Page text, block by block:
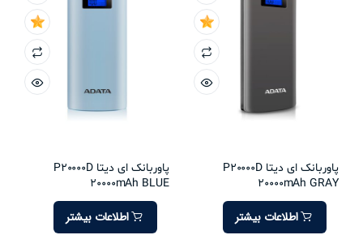
پاوربانک ای دیتا P20000D
20000mAh GRAY
اطلاعات بیشتر
پاوربانک ای دیتا P20000D
20000mAh BLUE
اطلاعات بیشتر